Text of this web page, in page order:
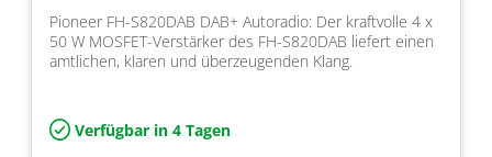
Pioneer FH-S820DAB DAB+ Autoradio: Der kraftvolle 4 x
50 W MOSFET-Verstärker des FH-S820DAB liefert einen
amtlichen, klaren und überzeugenden Klang.
Verfügbar in 4 Tagen